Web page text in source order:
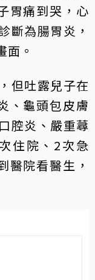
胃痛到哭，心
斷為腸胃炎，
面。
但吐露兒子在
、龜頭包皮膚
腔炎、嚴重蕁
住院、2次急
醫院看醫生，